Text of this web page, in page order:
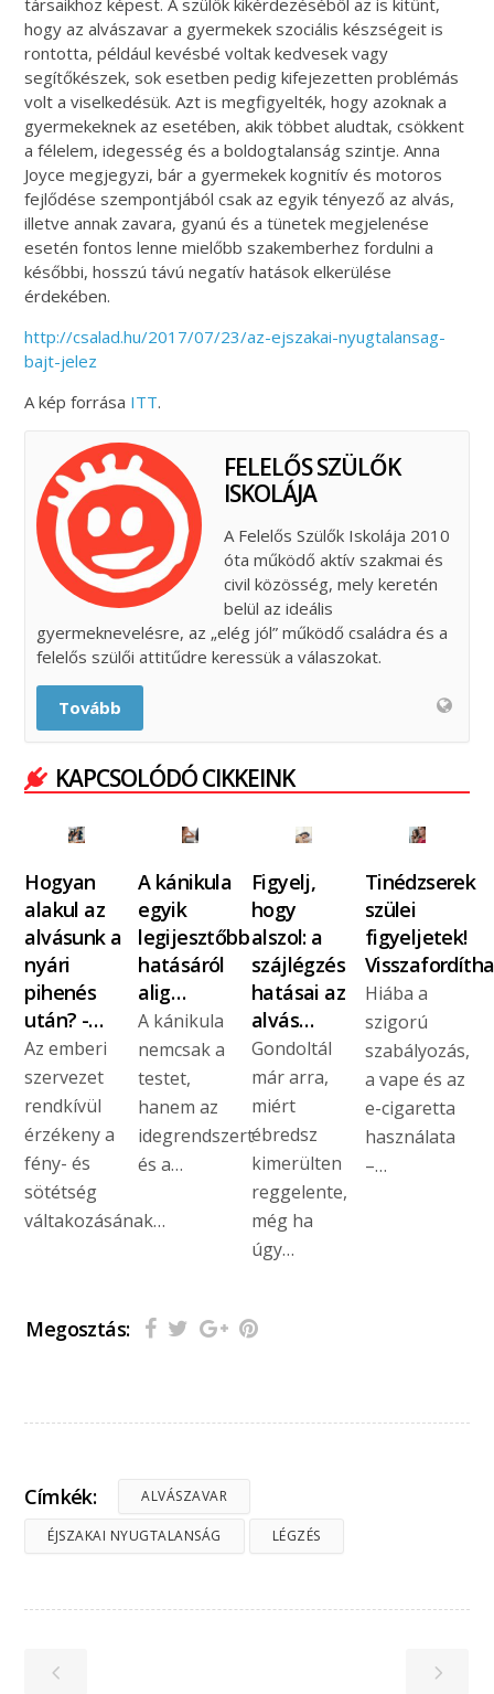
hogy az alvászavar a gyermekek szociális készségeit is
rontotta, például kevésbé voltak kedvesek vagy
segítőkészek, sok esetben pedig kifejezetten problémás
volt a viselkedésük. Azt is megfigyelték, hogy azoknak a
gyermekeknek az esetében, akik többet aludtak, csökkent
a félelem, idegesség és a boldogtalanság szintje. Anna
Joyce megjegyzi, bár a gyermekek kognitív és motoros
fejlődése szempontjából csak az egyik tényező az alvás,
illetve annak zavara, gyanú és a tünetek megjelenése
esetén fontos lenne mielőbb szakemberhez fordulni a
későbbi, hosszú távú negatív hatások elkerülése
érdekében.
http://csalad.hu/2017/07/23/az-ejszakai-nyugtalansag-
bajt-jelez
A kép forrása ITT.
FELELŐS SZÜLŐK
ISKOLÁJA
A Felelős Szülők Iskolája 2010
óta működő aktív szakmai és
civil közösség, mely keretén
belül az ideális
gyermeknevelésre, az „elég jól” működő családra és a
felelős szülői attitűdre keressük a válaszokat.
Tovább
KAPCSOLÓDÓ CIKKEINK
Hogyan
alakul az
alvásunk a
nyári
pihenés
után? -…
Az emberi
szervezet
rendkívül
érzékeny a
fény- és
sötétség
váltakozásának…
A kánikula
egyik
legijesztőbb
hatásáról
alig…
A kánikula
nemcsak a
testet,
hanem az
idegrendszert
és a…
Figyelj,
hogy
alszol: a
szájlégzés
hatásai az
alvás…
Gondoltál
már arra,
miért
ébredsz
kimerülten
reggelente,
még ha
úgy…
Tinédzserek
szülei
figyeljetek!
Hiába a
szigorú
szabályozás,
a vape és az
e-cigaretta
használata
–…
Megosztás:
Címkék: ALVÁSZAVAR
ÉJSZAKAI NYUGTALANSÁG LÉGZÉS